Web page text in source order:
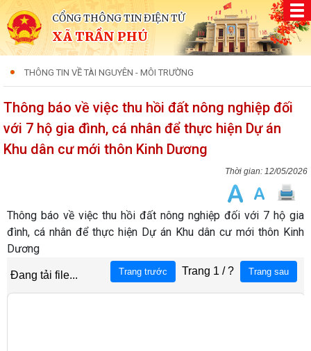
CỔNG THÔNG TIN ĐIỆN TỬ
XÃ TRẦN PHÚ
THÔNG TIN VỀ TÀI NGUYÊN - MÔI TRƯỜNG
Thông báo về việc thu hồi đất nông nghiệp đối
với 7 hộ gia đình, cá nhân để thực hiện Dự án
Khu dân cư mới thôn Kinh Dương
12/05/2026
Thông báo về việc thu hồi đất nông nghiệp đối với 7 hộ gia
đình, cá nhân để thực hiện Dự án Khu dân cư mới thôn Kinh
Dương